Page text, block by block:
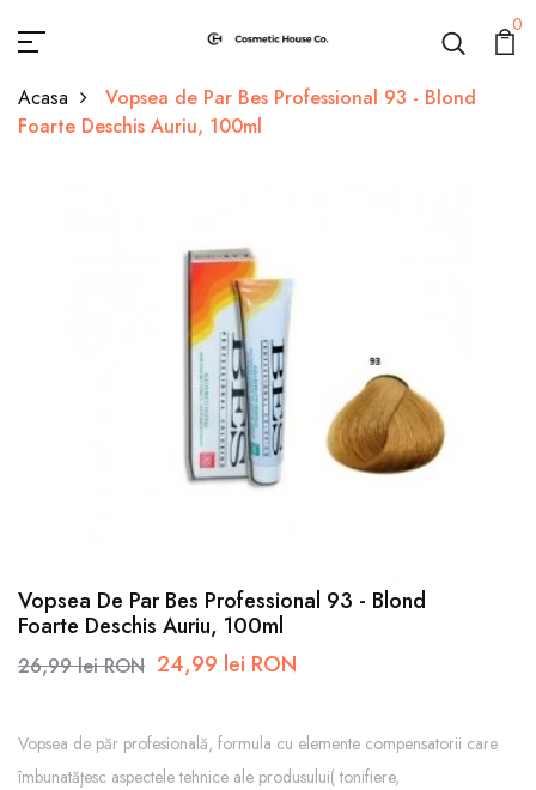
0
Acasa
Vopsea de Par Bes Professional 93 - Blond
Foarte Deschis Auriu, 100ml
Vopsea De Par Bes Professional 93 - Blond
Foarte Deschis Auriu, 100ml
26,99 lei RON 24,99 lei RON
Vopsea de păr profesională, formula cu elemente compensatorii care
îmbunatăţesc aspectele tehnice ale produsului( tonifiere,